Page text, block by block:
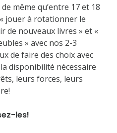
même qu’entre 17 et 18
jouer à rotationner le
de nouveaux livres » et «
» avec nos 2-3
de faire des choix avec
disponibilité nécessaire
leurs forces, leurs
les!